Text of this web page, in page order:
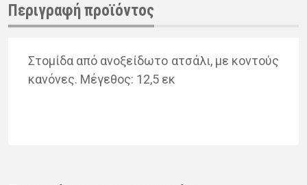
Περιγραφή προϊόντος
Στο­μί­δα από ανο­ξεί­δω­το ατσά­λι, με κο­ντούς
κα­νό­νες. Μέγε­θος: 12,5 εκ